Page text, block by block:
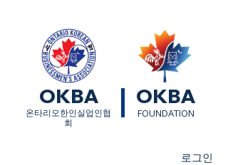
OKBA OKBA
​온타리오한인실업인협
회
FOUNDATION
로그인